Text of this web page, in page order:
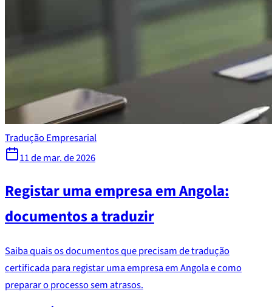
Tradução Empresarial
11 de mar. de 2026
Registar uma empresa em Angola:
documentos a traduzir
Saiba quais os documentos que precisam de tradução
certificada para registar uma empresa em Angola e como
preparar o processo sem atrasos.